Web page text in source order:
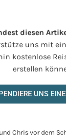
diesen
uns mit
kostenlose
erstellen
UNS